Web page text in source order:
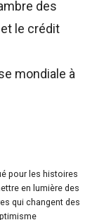
des
le crédit
mondiale à
pour les histoires
en lumière des
qui changent des